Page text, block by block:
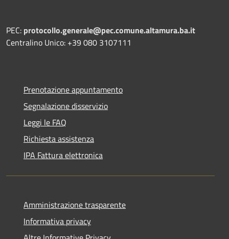
PEC: protocollo.generale@pec.comune.altamura.ba.it
Centralino Unico: +39 080 3107111
Prenotazione appuntamento
Segnalazione disservizio
Leggi le FAQ
Richiesta assistenza
IPA Fattura elettronica
Amministrazione trasparente
Informativa privacy